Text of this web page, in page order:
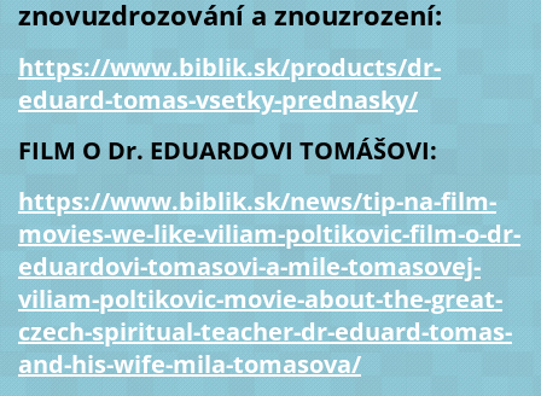
znovuzdrozování a znouzrození:
https://www.biblik.sk/products/dr-
eduard-tomas-vsetky-prednasky/
FILM O Dr. EDUARDOVI TOMÁŠOVI:
https://www.biblik.sk/news/tip-na-film-
movies-we-like-viliam-poltikovic-film-o-dr-
eduardovi-tomasovi-a-mile-tomasovej-
viliam-poltikovic-movie-about-the-great-
czech-spiritual-teacher-dr-eduard-tomas-
and-his-wife-mila-tomasova/